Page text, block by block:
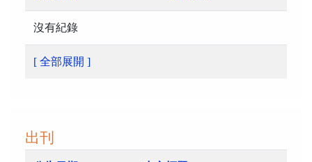
沒有紀錄
[ 全部展開 ]
出刊